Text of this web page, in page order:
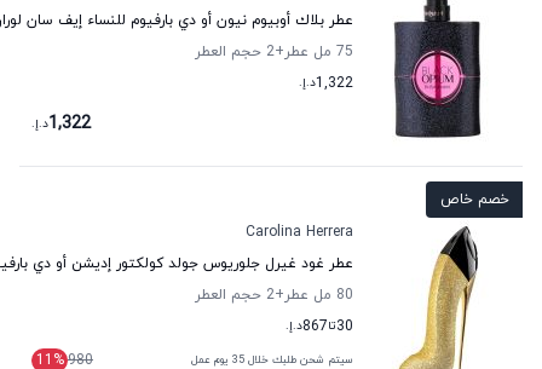
عطر بلاك أوبيوم نيون أو دي بارفيوم للنساء إيف سان
75 مل عطر
+2
حجم العطر
1,322د.إ.
1,322د.إ.
خصم خاص
Carolina Herrera
عطر غود غيرل جلوريوس جولد كولكتور إديشن أو دي
80 مل عطر
+2
حجم العطر
30تا867د.إ.
سيتم شحن طلبك خلال 35 يوم عمل 980
11 %